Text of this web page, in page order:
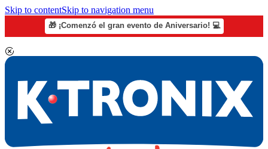
Skip to contentSkip to navigation menu
🎁 ¡Comenzó el gran evento de Aniversario! 💻